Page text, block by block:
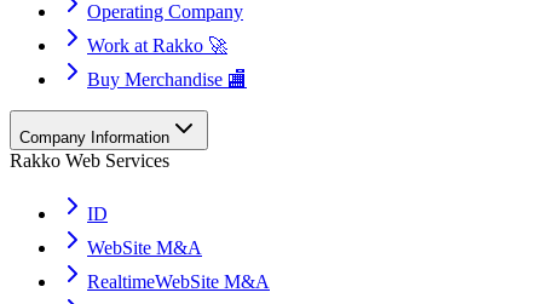
Operating Company
Work at Rakko 🚀
Buy Merchandise 🏬
Company Information
Rakko Web Services
ID
WebSite M&A
RealtimeWebSite M&A